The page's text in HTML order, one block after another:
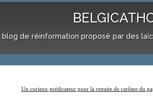
blog de réinformation proposé par des
Un curieux prédicateur pour la retraite de carême du